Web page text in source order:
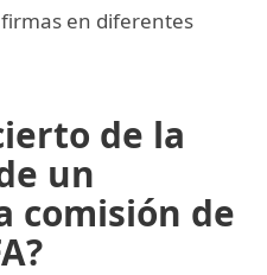
en diferentes
de la
un
comisión de